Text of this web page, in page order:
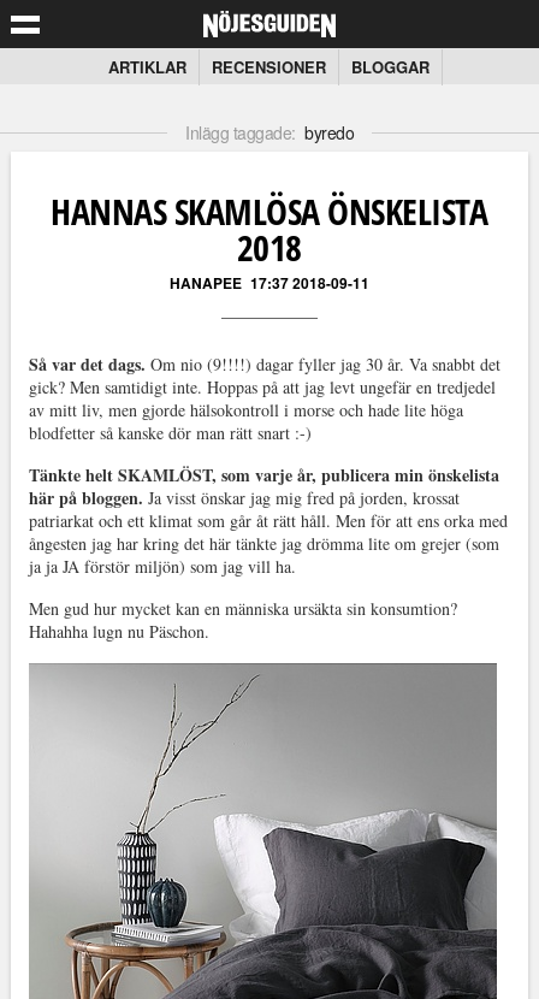
ARTIKLAR RECENSIONER BLOGGAR
Inlägg taggade: byredo
HANNAS SKAMLÖSA ÖNSKELISTA
2018
HANAPEE 17:37 2018-09-11
Så var det dags. Om nio (9!!!!) dagar fyller jag 30 år. Va snabbt det
gick? Men samtidigt inte. Hoppas på att jag levt ungefär en tredjedel
av mitt liv, men gjorde hälsokontroll i morse och hade lite höga
blodfetter så kanske dör man rätt snart :-)
Tänkte helt SKAMLÖST, som varje år, publicera min önskelista
här på bloggen. Ja visst önskar jag mig fred på jorden, krossat
patriarkat och ett klimat som går åt rätt håll. Men för att ens orka med
ångesten jag har kring det här tänkte jag drömma lite om grejer (som
ja ja JA förstör miljön) som jag vill ha.
Men gud hur mycket kan en människa ursäkta sin konsumtion?
Hahahha lugn nu Päschon.